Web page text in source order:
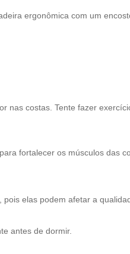
ergonômica com um
costas. Tente fazer
fortalecer os músculos das
elas podem afetar a
antes de dormir.